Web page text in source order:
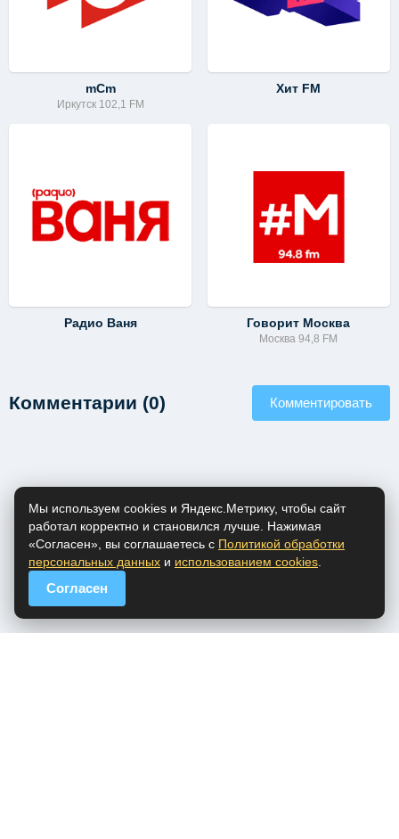
mCm
Иркутск 102,1 FM
Хит FM
Радио Ваня Говорит Москва
Москва 94,8 FM
Комментарии (0) Комментировать
Мы используем cookies и Яндекс.Метрику, чтобы сайт
работал корректно и становился лучше. Нажимая
«Согласен», вы соглашаетесь с Политикой обработки
персональных данных и использованием cookies
Согласен